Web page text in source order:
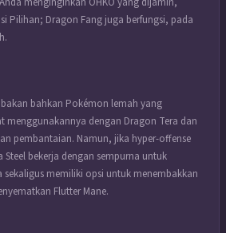
Pilihan; Dragon Fang juga berfungsi, pada
bahkan Pokémon lemah yang
menggunakannya dengan Dragon Tera dan
pembantaian. Namun, jika hyper-offense
bekerja dengan sempurna untuk
memiliki opsi untuk menembakkan
Flutter Mane.